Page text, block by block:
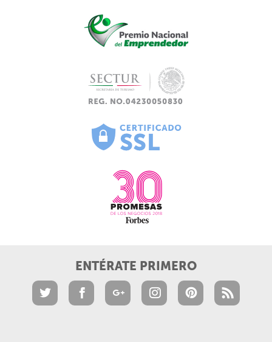
ENTÉRATE PRIMERO